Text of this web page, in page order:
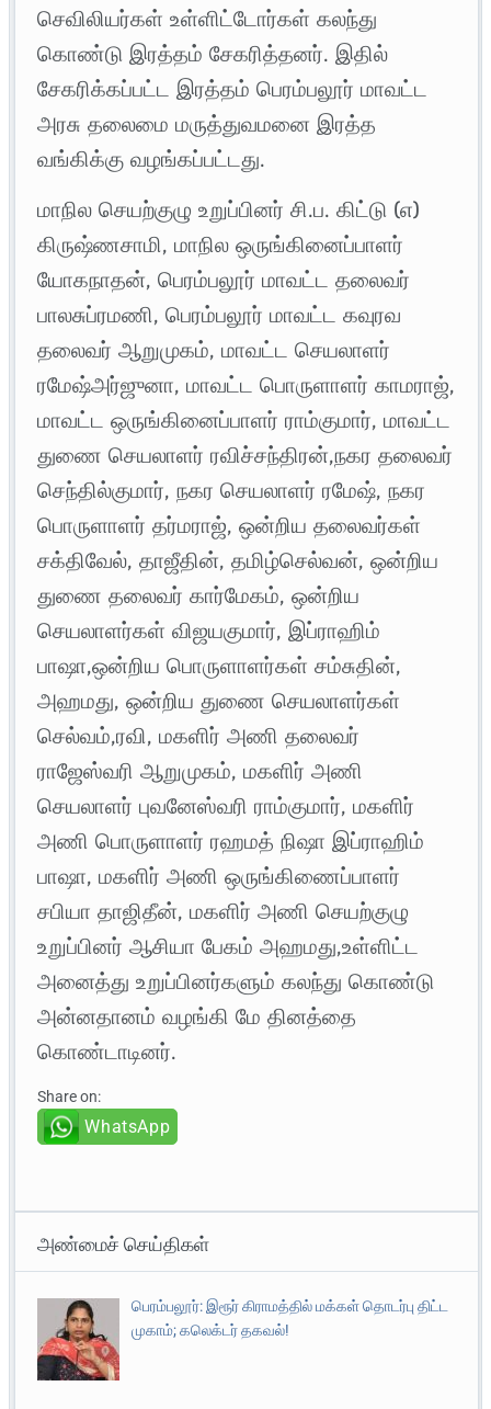
செவிலியர்கள் உள்ளிட்டோர்கள் கலந்து
கொண்டு இரத்தம் சேகரித்தனர். இதில்
சேகரிக்கப்பட்ட இரத்தம் பெரம்பலூர் மாவட்ட
அரசு தலைமை மருத்துவமனை இரத்த
வங்கிக்கு வழங்கப்பட்டது.
மாநில செயற்குழு உறுப்பினர் சி.ப. கிட்டு (எ)
கிருஷ்ணசாமி, மாநில ஒருங்கினைப்பாளர்
யோகநாதன், பெரம்பலூர் மாவட்ட தலைவர்
பாலசுப்ரமணி, பெரம்பலூர் மாவட்ட கவுரவ
தலைவர் ஆறுமுகம், மாவட்ட செயலாளர்
ரமேஷ்அர்ஜுனா, மாவட்ட பொருளாளர் காமராஜ்,
மாவட்ட ஒருங்கினைப்பாளர் ராம்குமார், மாவட்ட
துணை செயலாளர் ரவிச்சந்திரன்,நகர தலைவர்
செந்தில்குமார், நகர செயலாளர் ரமேஷ், நகர
பொருளாளர் தர்மராஜ், ஒன்றிய தலைவர்கள்
சக்திவேல், தாஜீதின், தமிழ்செல்வன், ஒன்றிய
துணை தலைவர் கார்மேகம், ஒன்றிய
செயலாளர்கள் விஜயகுமார், இப்ராஹிம்
பாஷா,ஒன்றிய பொருளாளர்கள் சம்சுதின்,
அஹமது, ஒன்றிய துணை செயலாளர்கள்
செல்வம்,ரவி, மகளிர் அணி தலைவர்
ராஜேஸ்வரி ஆறுமுகம், மகளிர் அணி
செயலாளர் புவனேஸ்வரி ராம்குமார், மகளிர்
அணி பொருளாளர் ரஹமத் நிஷா இப்ராஹிம்
பாஷா, மகளிர் அணி ஒருங்கிணைப்பாளர்
சபியா தாஜிதீன், மகளிர் அணி செயற்குழு
உறுப்பினர் ஆசியா பேகம் அஹமது,உள்ளிட்ட
அனைத்து உறுப்பினர்களும் கலந்து கொண்டு
அன்னதானம் வழங்கி மே தினத்தை
கொண்டாடினர்.
Share on:
WhatsApp
அண்மைச் செய்திகள்
பெரம்பலூர்: இரூர் கிராமத்தில் மக்கள் தொடர்பு திட்ட
முகாம்; கலெக்டர் தகவல்!